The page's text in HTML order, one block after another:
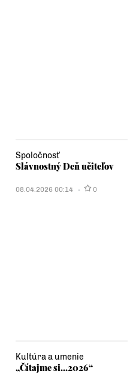
Spoločnosť
Slávnostný Deň učiteľov
08.04.2026 00:14 0
Kultúra a umenie
„Čítajme si...2026“